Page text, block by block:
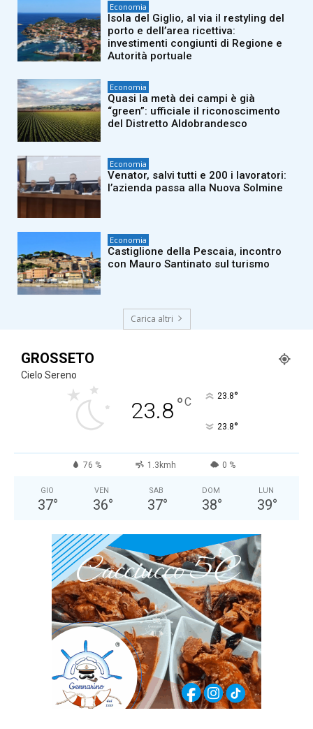
Economia
Isola del Giglio, al via il restyling del
porto e dell’area ricettiva:
investimenti congiunti di Regione e
Autorità portuale
Economia
Quasi la metà dei campi è già
“green”: ufficiale il riconoscimento
del Distretto Aldobrandesco
Economia
Venator, salvi tutti e 200 i lavoratori:
l’azienda passa alla Nuova Solmine
Economia
Castiglione della Pescaia, incontro
con Mauro Santinato sul turismo
Carica altri
GROSSETO
Cielo Sereno
23.8°C 23.8°
23.8°
76 % 1.3kmh 0 %
GIO
37°
VEN
36°
SAB
37°
DOM
38°
LUN
39°